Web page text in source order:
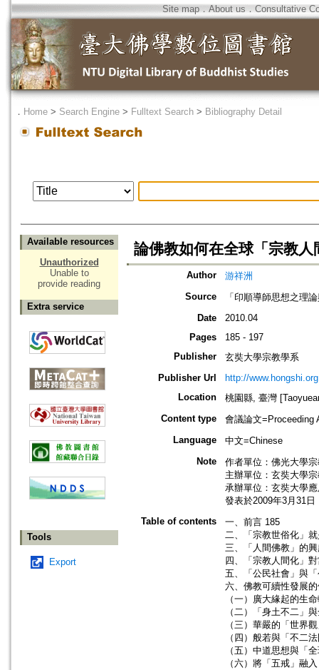
Site map．About us ． Consultative
． Home > Search Engine > Fulltext Search > Bibliography Detail
Available resources
Unauthorized
Unable to
provide reading
Extra service
Tools
Export
論佛教如何在全球「宗教
Author
游祥洲
Source
「印順導師思想之理
Date
2010.04
Pages
185 - 197
Publisher
玄奘大學宗教學系
Publisher Url
http://
Location
桃園縣, 臺灣
Content type
會議論文=Proceeding
Language
中文=Chinese
Note
作者單位：佛光大學
主辦單位：玄奘大學
承辦單位：玄奘大學
發表於2009年3月31
Table of contents
一、前言 185
二、「宗教世俗化」
三、「人間佛教」的
四、「宗教人間化」
五、「公民社會」與
六、佛教可續性發展
（一）廣大緣起的生
（二）「身土不二」
（三）華嚴的「世界
（四）般若與「不二
（五）中道思想與「
（六）將「五戒」融